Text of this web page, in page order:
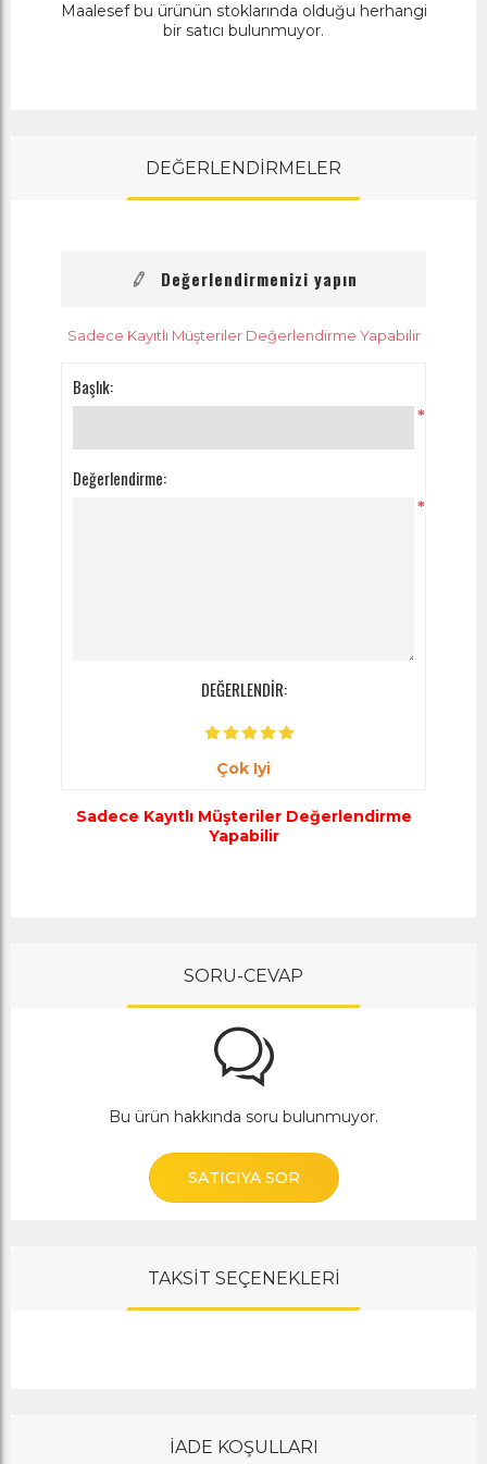
Maalesef bu ürünün stoklarında olduğu herhangi
bir satıcı bulunmuyor.
DEĞERLENDİRMELER
Değerlendirmenizi yapın
Sadece Kayıtlı Müşteriler Değerlendirme Yapabilir
Başlık:
*
Değerlendirme:
*
DEĞERLENDİR:
Çok Iyi
Sadece Kayıtlı Müşteriler Değerlendirme
Yapabilir
SORU-CEVAP
Bu ürün hakkında soru bulunmuyor.
SATICIYA SOR
TAKSİT SEÇENEKLERİ
İADE KOŞULLARI